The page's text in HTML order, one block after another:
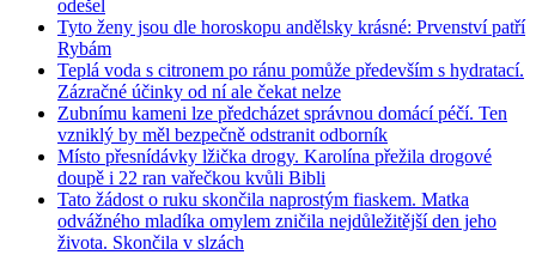
odešel
Tyto ženy jsou dle horoskopu andělsky krásné: Prvenství patří
Rybám
Teplá voda s citronem po ránu pomůže především s hydratací.
Zázračné účinky od ní ale čekat nelze
Zubnímu kameni lze předcházet správnou domácí péčí. Ten
vzniklý by měl bezpečně odstranit odborník
Místo přesnídávky lžička drogy. Karolína přežila drogové
doupě i 22 ran vařečkou kvůli Bibli
Tato žádost o ruku skončila naprostým fiaskem. Matka
odvážného mladíka omylem zničila nejdůležitější den jeho
života. Skončila v slzách